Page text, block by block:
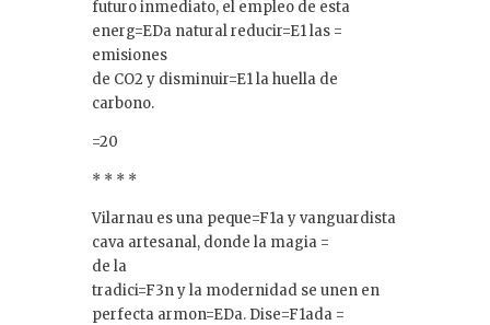
futuro inmediato, el empleo de esta
energ=EDa natural reducir=E1 las =
emisiones
de CO2 y disminuir=E1 la huella de
carbono.
=20
* * * *
Vilarnau es una peque=F1a y vanguardista
cava artesanal, donde la magia =
de la
tradici=F3n y la modernidad se unen en
perfecta armon=EDa. Dise=F1ada =